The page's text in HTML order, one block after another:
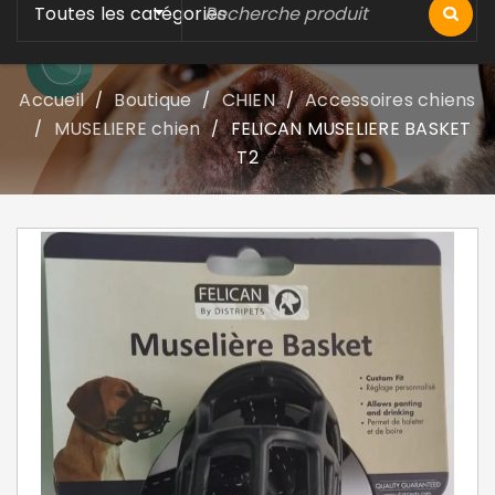
Toutes les catégories
Accueil / Boutique / CHIEN / Accessoires chiens
/ MUSELIERE chien / FELICAN MUSELIERE BASKET
T2